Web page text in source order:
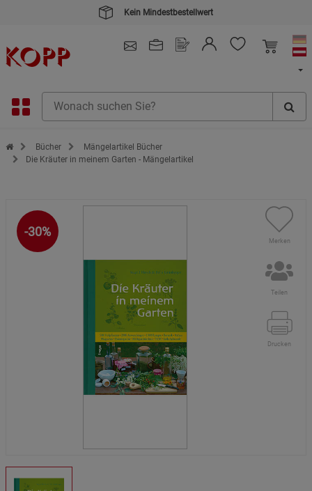
Kein Mindestbestellwert
Zur Startseite des Kopp Verlag Online-Shop
Bücher
Mängelartikel Bücher
Die Kräuter in meinem Garten - Mängelartikel
-30%
Merken
Teilen
Drucken